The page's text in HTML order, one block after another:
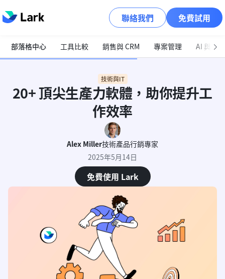
聯絡我們 免費試用
部落格中心 工具比較 銷售與 CRM 專案管理 AI 與自
技術與IT
20+ 頂尖生產力軟體，助你提升工
作效率
Alex Miller技術產品行銷專家
2025年5月14日
免費使用 Lark